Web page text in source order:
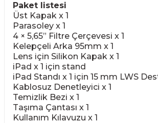
Paket listesi
Üst Kapak x 1
Parasoley x 1
4 × 5,65” Filtre Çerçevesi x 1
Kelepçeli Arka 95mm x 1
Lens için Silikon Kapak x 1
iPad x 1 için stand
iPad Standı x 1 için 15 mm LWS
Kablosuz Denetleyici x 1
Temizlik Bezi x 1
Taşıma Çantası x 1
Kullanım Kılavuzu x 1